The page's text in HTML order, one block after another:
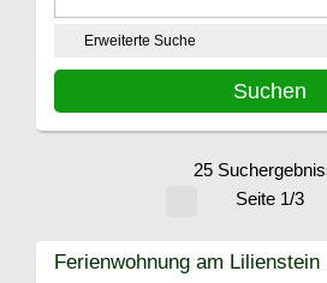
Erweiterte Suche
25
Seite 1/3
Ferienwohnung am Lilienstein